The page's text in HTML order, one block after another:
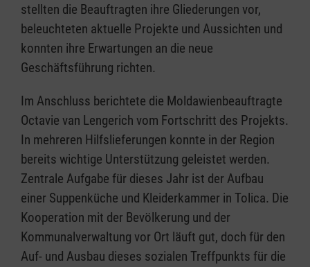
stellten die Beauftragten ihre Gliederungen vor,
beleuchteten aktuelle Projekte und Aussichten und
konnten ihre Erwartungen an die neue
Geschäftsführung richten.
Im Anschluss berichtete die Moldawienbeauftragte
Octavie van Lengerich vom Fortschritt des Projekts.
In mehreren Hilfslieferungen konnte in der Region
bereits wichtige Unterstützung geleistet werden.
Zentrale Aufgabe für dieses Jahr ist der Aufbau
einer Suppenküche und Kleiderkammer in Tolica. Die
Kooperation mit der Bevölkerung und der
Kommunalverwaltung vor Ort läuft gut, doch für den
Auf- und Ausbau dieses sozialen Treffpunkts für die